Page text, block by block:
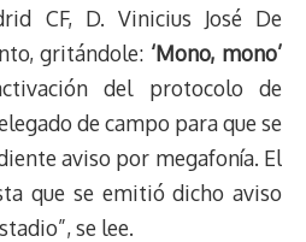
CF, D. Vinicius José De
gritándole: ‘Mono, mono’
del protocolo de
de campo para que se
aviso por megafonía. El
que se emitió dicho aviso
se lee.